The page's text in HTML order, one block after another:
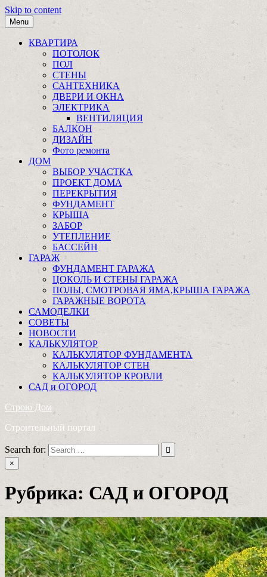
Skip to content
Menu
КВАРТИРА
ПОТОЛОК
ПОЛ
СТЕНЫ
САНТЕХНИКА
ДВЕРИ И ОКНА
ЭЛЕКТРИКА
ВЕНТИЛЯЦИЯ
БАЛКОН
ДИЗАЙН
Фото ремонта
ДОМ
ВЫБОР УЧАСТКА
ПРОЕКТ ДОМА
ПЕРЕКРЫТИЯ
ФУНДАМЕНТ
КРЫША
ЗАБОР
УТЕПЛЕНИЕ
БАССЕЙН
ГАРАЖ
ФУНДАМЕНТ ГАРАЖА
ЦОКОЛЬ И СТЕНЫ ГАРАЖА
ПОЛЫ, СМОТРОВАЯ ЯМА,КРЫША ГАРАЖА
ГАРАЖНЫЕ ВОРОТА
САМОДЕЛКИ
СОВЕТЫ
НОВОСТИ
КАЛЬКУЛЯТОР
КАЛЬКУЛЯТОР ФУНДАМЕНТА
КАЛЬКУЛЯТОР СТЕН
КАЛЬКУЛЯТОР КРОВЛИ
САД и ОГОРОД
Строю Дом
Строительный портал
Search for:
×
Рубрика: САД и ОГОРОД